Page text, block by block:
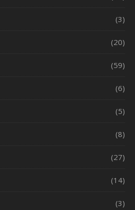
(3)
(20)
(59)
(6)
(5)
(8)
(27)
(14)
(3)